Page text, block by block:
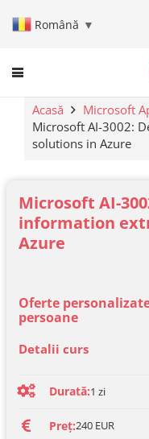
Română ▼
Acasă Microsoft
Microsoft AI-3002:
solutions in Azure
Microsoft AI-
information
Azure
Oferte
persoane
Detalii curs
Durată:1 zi
Preț:240 EUR